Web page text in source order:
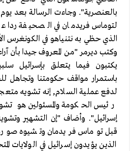
بالعنصرية". وجاءت الرسالة بعد
لتوماس فريدمان في الصحيفة ردا
الذي حظي به نتنياهو في الكونغرس
وكتب ديرمر "من المعروف جيدا بأن
يكتبون فيما يتعلق بإسرائيل
باستمرار مواقف حكومتنا وتجاهل
لدفع عملية السلام, إنه تشويه
رئيس الحكومة والمسئولين هو
إسرائيل". وأضاف "إن التشهير
قبل توماس فريدمان وتشيوه
الذين يؤيدون إسرائيل في الولايات